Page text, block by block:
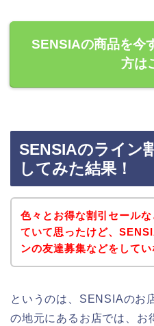
SENSIAの商品を今
方は
SENSIAのライン
してみた結果！
色々とお得な割引セール
ていて思ったけど、
ンの友達募集などをしてい
というのは、SENSIAのお
の地元にあるお店では、お